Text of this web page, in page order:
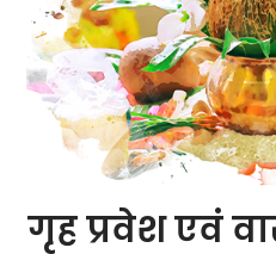
गृह प्रवेश एवं